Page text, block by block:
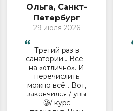
Ольга, Санкт-
Петербург
29 июля 2026
Третий раз в
санатории… Всё -
на «отлично». И
перечислить
можно всё… Вот,
закончился / увы
🥲/ курс